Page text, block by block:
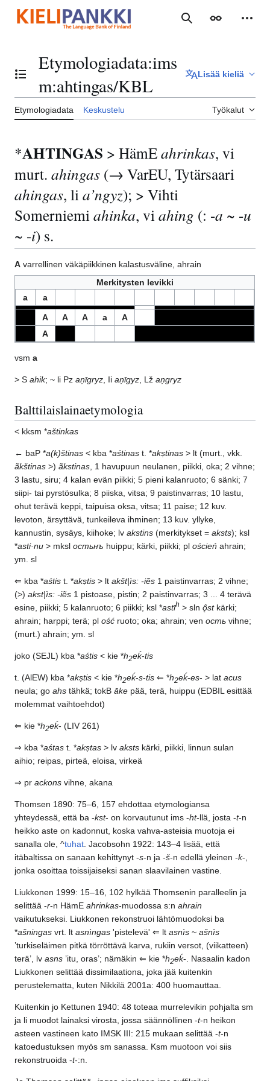
sisältöön
Haku Ulkoasu
Vaihda sisällysluettelo
Etymologiadata:ims
m:ahtingas/KBL
Lisää kieliä
Etymologiadata Keskustelu Työkalut
*AHTINGAS > HämEahrinkas, vi
murt. ahingas (→ VarEU, Tytärsaari
ahingas, li a’ngyz); > Vihti
Somerniemi ahinka, vi ahing (: -a ~ -u
~ -i) s.
A varrellinen väkäpiikkinen kalastusväline, ahrain
Merkitysten levikki
a
a
A A A a
A
A
vsm a
> S ahik; ~ li Pz aņīgryz , Ii aņīgyz , Lž aņgryz
Balttilaislainaetymologia
< kksm *aštinkas
← baP *a(k)štinas < kba *aśtinas t. *akṣtinas > lt (murt., vkk.
ãkštinas >) ãkstinas , 1 havupuun neulanen, piikki, oka; 2 vihne;
3 lastu, siru; 4 kalan evän piikki; 5 pieni kalanruoto; 6 sänki; 7
siipi- tai pyrstösulka; 8 piiska, vitsa; 9 paistinvarras; 10 lastu,
ohut terävä keppi, taipuisa oksa, vitsa; 11 paise; 12 kuv.
levoton, ärsyttävä, tunkeileva ihminen; 13 kuv. yllyke,
kannustin, sysäys, kiihoke; lv akstins (merkitykset = aksts); ksl
*asti·nu > mksl остьнъ huippu; kärki, piikki; pl oścień ahrain;
ym. sl
⇐ kba *aśtis t. *akṣtis > lt akšt|ìs: -iẽs 1 paistinvarras; 2 vihne;
(>) akst|ìs: -iẽs 1 pistoase, pistin; 2 paistinvarras; 3 ... 4 terävä
esine, piikki; 5 kalanruoto; 6 piikki; ksl *astīh > sln ǫ̂stkärki;
ahrain; harppi; terä; pl ość ruoto; oka; ahrain; ven ость vihne;
(murt.) ahrain; ym. sl
joko (SEJL) kba *aśtis < kie *h2eḱ-tis
t. (AlEW) kba *akṣtis < kie *h2eḱ-s-tis ⇐ *h2eḱ-es- > lat acus
neula; go ahs tähkä; tokB āke pää, terä, huippu (EDBIL esittää
molemmat vaihtoehdot)
⇐ kie *h2eḱ- (LIV 261)
⇒ kba *aśtas t. *akṣtas > lv aksts kärki, piikki, linnun sulan
aihio; reipas, pirteä, eloisa, virkeä
⇒ pr ackons vihne, akana
Thomsen 1890: 75–6, 157 ehdottaa etymologiansa
yhteydessä, että ba -kst- on korvautunut ims -ht-llä, josta -t-n
heikko aste on kadonnut, koska vahva-asteisia muotoja ei
sanalla ole, ^tuhat . Jacobsohn 1922: 143–4 lisää, että
itäbaltissa on sanaan kehittynyt -s-n ja -š-n edellä yleinen -k-,
jonka osoittaa toissijaiseksi sanan slaavilainen vastine.
Liukkonen 1999: 15–16, 102 hylkää Thomsenin paralleelin ja
selittää -r-n HämE ahrinkas-muodossa s:n ahrain
vaikutukseksi. Liukkonen rekonstruoi lähtömuodoksi ba
*ašningas vrt. lt asnìngas 'pistelevä' ⇐ lt asnìs ~ ašnìs
’turkiseläimen pitkä törröttävä karva, rukiin versot, (viikatteen)
terä’, lv asns ’itu, oras’; nämäkin ⇐ kie *h2eḱ-. Nasaalin kadon
Liukkonen selittää dissimilaationa, joka jää kuitenkin
perustelematta, kuten Nikkilä 2001a: 400 huomauttaa.
Kuitenkin jo Kettunen 1940: 48 toteaa murrelevikin pohjalta sm
ja li muodot lainaksi virosta, jossa säännöllinen -t-n heikon
asteen vastineen kato IMSK III: 215 mukaan selittää -t-n
katoedustuksen myös sm sanassa. Ksm muotoon voi siis
rekonstruoida -t-:n.